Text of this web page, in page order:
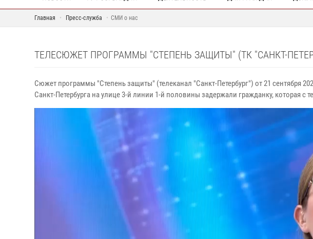
Главная Пресс-служба СМИ о нас
ТЕЛЕСЮЖЕТ ПРОГРАММЫ "СТЕПЕНЬ ЗАЩИТЫ" (ТК "САНКТ-
Сюжет программы "Степень защиты" (телеканал "Санкт-Петербург") от 21 сентября
Санкт-Петербурга на улице 3-й линии 1-й половины задержали гражданку, которая